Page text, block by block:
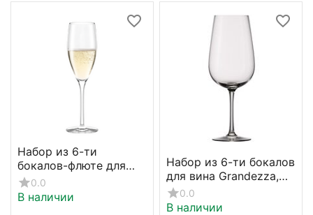
Набор из 6-ти
бокалов-флюте для
шампанского
Grandezza, 292 мл,
0.0
В наличии
Набор из 6-ти бокалов
для вина Grandezza,
655 мл, D94 мм, H232
мм, Stolzle
0.0
В наличии